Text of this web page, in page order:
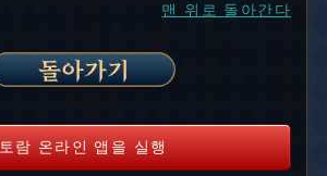
맨 위로 돌아간다
토람 온라인 앱을 실행